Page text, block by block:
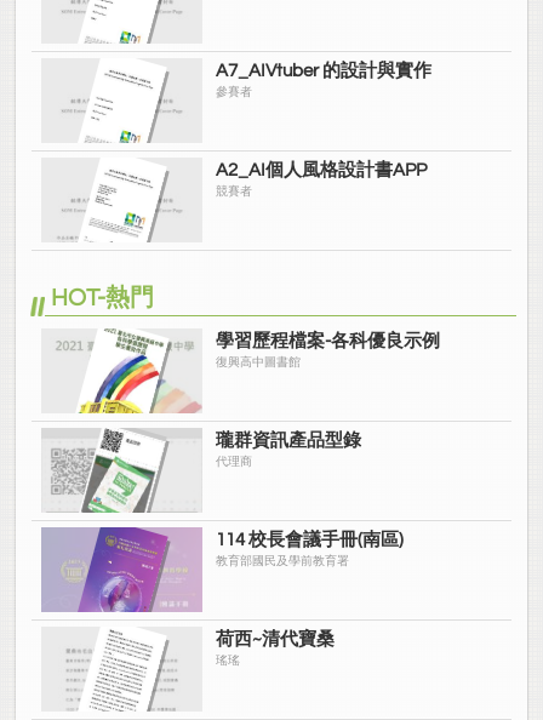
A7_AIVtuber 的設計與實作
參賽者
A2_AI個人風格設計書APP
競賽者
HOT-熱門
學習歷程檔案-各科優良示例
復興高中圖書館
瓏群資訊產品型錄
代理商
114 校長會議手冊(南區)
教育部國民及學前教育署
荷西~清代寶桑
瑤瑤